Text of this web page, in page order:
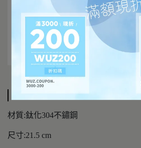
材質:鈦化304不鏽鋼
尺寸:21.5 cm